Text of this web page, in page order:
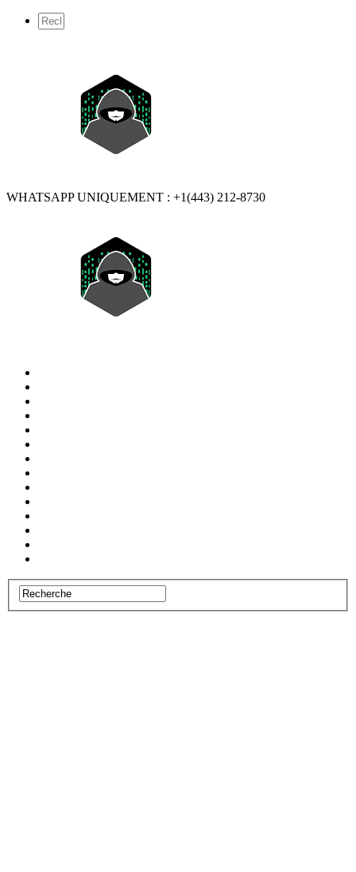
WHATSAPP UNIQUEMENT : +1(443) 212-8730